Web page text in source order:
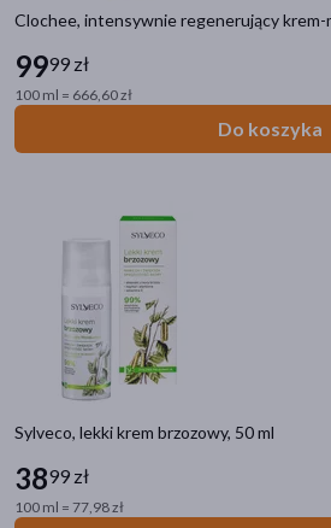
Clochee, intensywnie regenerujący krem-
9999 zł
100 ml = 666,60 zł
Do koszyka
Sylveco, lekki krem brzozowy, 50 ml
3899 zł
100 ml = 77,98 zł